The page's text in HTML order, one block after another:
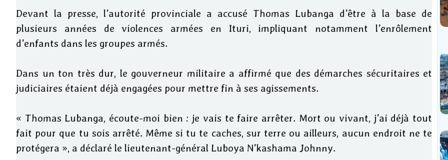
Devant la presse, l’autorité provinciale a accusé Thomas Lubanga d’être à la base de
plusieurs années de violences armées en Ituri, impliquant notamment l’enrôlement
d’enfants dans les groupes armés.
Dans un ton très dur, le gouverneur militaire a affirmé que des démarches sécuritaires et
judiciaires étaient déjà engagées pour mettre fin à ses agissements.
« Thomas Lubanga, écoute-moi bien : je vais te faire arrêter. Mort ou vivant, j’ai déjà tout
fait pour que tu sois arrêté. Même si tu te caches, sur terre ou ailleurs, aucun endroit ne te
protégera », a déclaré le lieutenant-général Luboya N’kashama Johnny.